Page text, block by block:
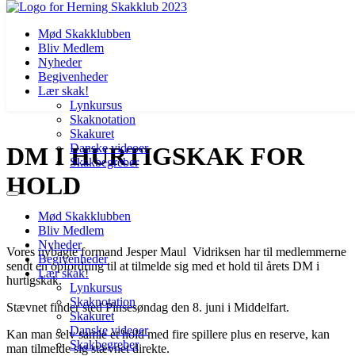
til
indhold
Mød Skakklubben
Bliv Medlem
Nyheder
Begivenheder
Lær skak!
Lynkursus
Skaknotation
Skakuret
Danske videoer
Skakbegreber
Mød Skakklubben
Bliv Medlem
Nyheder
Begivenheder
Lær skak!
Lynkursus
Skaknotation
Skakuret
Danske videoer
Skakbegreber
DM I HURTIGSKAK FOR
HOLD
Vores nybagte formand Jesper Maul Vidriksen har til medlemmerne
sendt en opfordring til at tilmelde sig med et hold til årets DM i
hurtigskak.
Stævnet finder sted Pinsesøndag den 8. juni i Middelfart.
Kan man selv samle et hold med fire spillere plus en reserve, kan
man tilmelde sig stævnet direkte.